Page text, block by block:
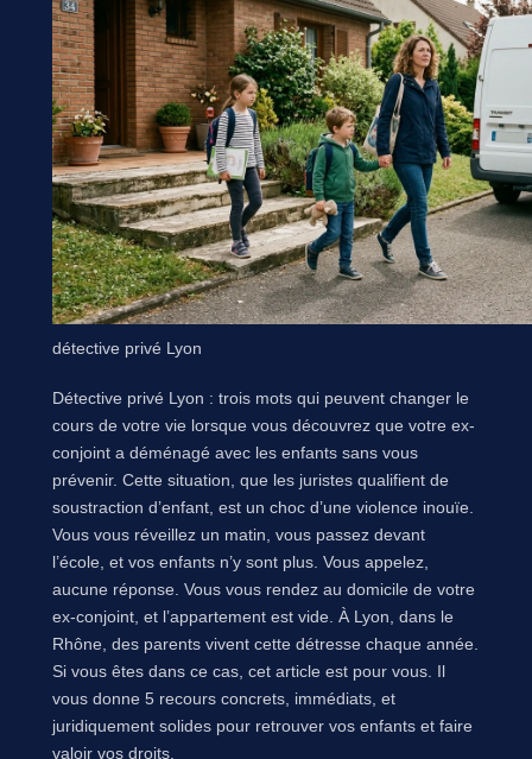
détective privé Lyon
Détective privé Lyon : trois mots qui peuvent changer le
cours de votre vie lorsque vous découvrez que votre ex-
conjoint a déménagé avec les enfants sans vous
prévenir. Cette situation, que les juristes qualifient de
soustraction d’enfant, est un choc d’une violence inouïe.
Vous vous réveillez un matin, vous passez devant
l’école, et vos enfants n’y sont plus. Vous appelez,
aucune réponse. Vous vous rendez au domicile de votre
ex-conjoint, et l’appartement est vide. À Lyon, dans le
Rhône, des parents vivent cette détresse chaque année.
Si vous êtes dans ce cas, cet article est pour vous. Il
vous donne 5 recours concrets, immédiats, et
juridiquement solides pour retrouver vos enfants et faire
valoir vos droits.